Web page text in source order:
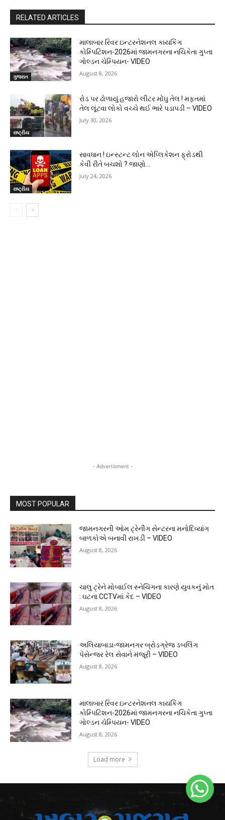
RELATED ARTICLES
ગુજરાત
માલાબાર રિવર ઇન્ટરનેશનલ કાયકિંગ
કોમ્પિટિશન-2026માં જામનગરના નચિકેતા ગુપ્તા
ગોલ્ડન ચેમ્પિયન- VIDEO
August 8, 2026
રાષ્ટ્રીય
રોડ પર ઢોળાયું હજારો લીટર મોંઘુ તેલ ! મફતમાં
તેલ લૂંટવા લોકો વચ્ચે થઈ ભારે પડાપડી – VIDEO
July 30, 2026
રાષ્ટ્રીય
સાવધાન ! ઇન્સ્ટન્ટ લોન એપ્લિકેશન ફ્રોડથી
કેવી રીતે બચશો ? જાણો…
July 24, 2026
- Advertisment -
MOST POPULAR
જામનગરની ઓમ ટ્રેનીંગ સેન્ટરના મનોદિવ્યાંગ
બાળકોએ બનાવી રાખડી – VIDEO
August 8, 2026
ચાલુ ટ્રેને મોબાઈલ સ્નેચિંગના કારણે યુવકનું મોત
: ઘટના CCTVમાં કેદ – VIDEO
August 8, 2026
અલિયાબાડા-જામનગર બ્રોડગ્રેજ ડબલિંગ
પેસેન્જર રેલ સેવાને મંજૂરી – VIDEO
August 8, 2026
માલાબાર રિવર ઇન્ટરનેશનલ કાયકિંગ
કોમ્પિટિશન-2026માં જામનગરના નચિકેતા ગુપ્તા
ગોલ્ડન ચેમ્પિયન- VIDEO
August 8, 2026
Load more